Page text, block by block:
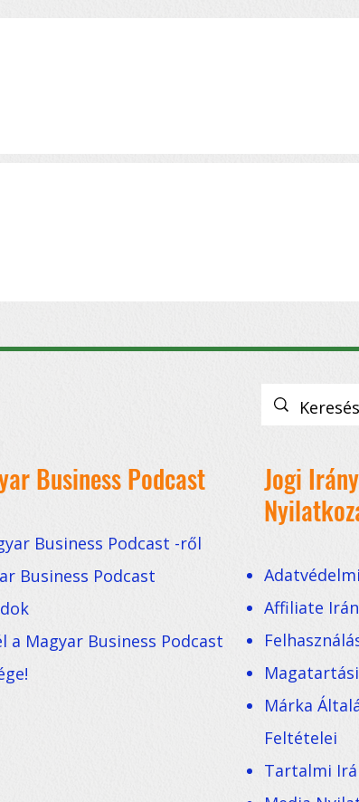
szakos általános
Business Podcast
Business Podcast -ről
Business Podcast
a Magyar Business Podcast
Jogi
Affiliate
Márka
Feltételei
Tartalmi